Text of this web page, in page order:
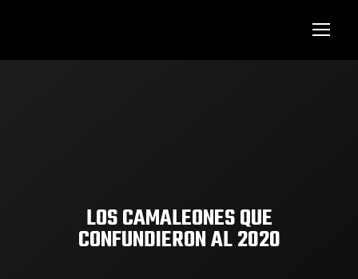
LOS CAMALEONES QUE
CONFUNDIERON AL 2020